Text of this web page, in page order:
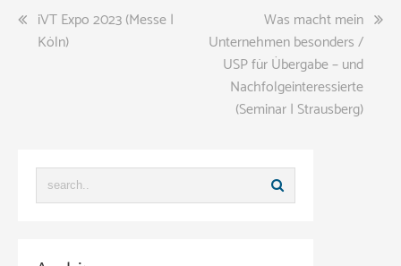
Beitragsnavigation
iVT Expo 2023 (Messe |
Köln)
Was macht mein
Unternehmen besonders /
USP für Übergabe – und
Nachfolgeinteressierte
(Seminar | Strausberg)